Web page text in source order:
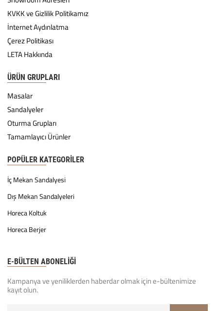
KVKK ve Gizlilik Politikamız
İnternet Aydınlatma
Çerez Politikası
LETA Hakkında
ÜRÜN GRUPLARI
Masalar
Sandalyeler
Oturma Grupları
Tamamlayıcı Ürünler
POPÜLER KATEGORILER
İç Mekan Sandalyesi
Dış Mekan Sandalyeleri
Horeca Koltuk
Horeca Berjer
E-BÜLTEN ABONELİĞİ
Kampanya ve yeniliklerden haberdar olmak için e-bültenimize
kayıt olun.